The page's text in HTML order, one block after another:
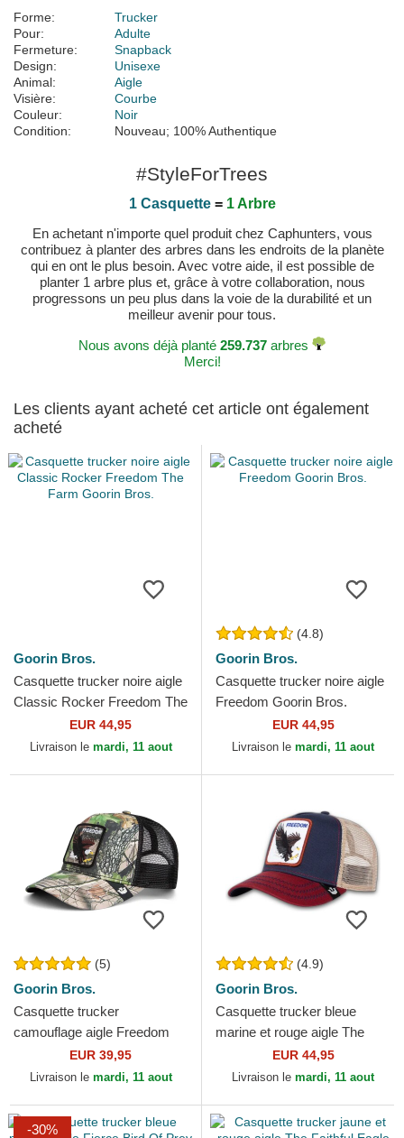
Forme:
Trucker
Pour:
Adulte
Fermeture:
Snapback
Design:
Unisexe
Animal:
Aigle
Visière:
Courbe
Couleur:
Noir
Condition:
Nouveau; 100% Authentique
#StyleForTrees
1 Casquette= 1 Arbre
En achetant n'importe quel produit chez Caphunters, vous
contribuez à planter des arbres dans les endroits de la planète
qui en ont le plus besoin. Avec votre aide, il est possible de
planter 1 arbre plus et, grâce à votre collaboration, nous
progressons un peu plus dans la voie de la durabilité et un
meilleur avenir pour tous.
Nous avons déjà planté 259.737 arbres
Merci!
Les clients ayant acheté cet article ont également
acheté
Goorin Bros.
Casquette trucker noire aigle
Classic Rocker Freedom The
Farm Goorin Bros.
EUR 44,95
Livraison le mardi, 11 aout
(4.8)
Goorin Bros.
Casquette trucker noire aigle
Freedom Goorin Bros.
EUR 44,95
Livraison le mardi, 11 aout
(5)
Goorin Bros.
Casquette trucker
camouflage aigle Freedom
Eagle Camouflage Seasonal
Real Tree The Farm Goorin
EUR 39,95
Livraison le mardi, 11 aout
(4.9)
Goorin Bros.
Casquette trucker bleue
marine et rouge aigle The
Freedom Eagle The Farm
Goorin Bros.
EUR 44,95
Livraison le mardi, 11 aout
-30%